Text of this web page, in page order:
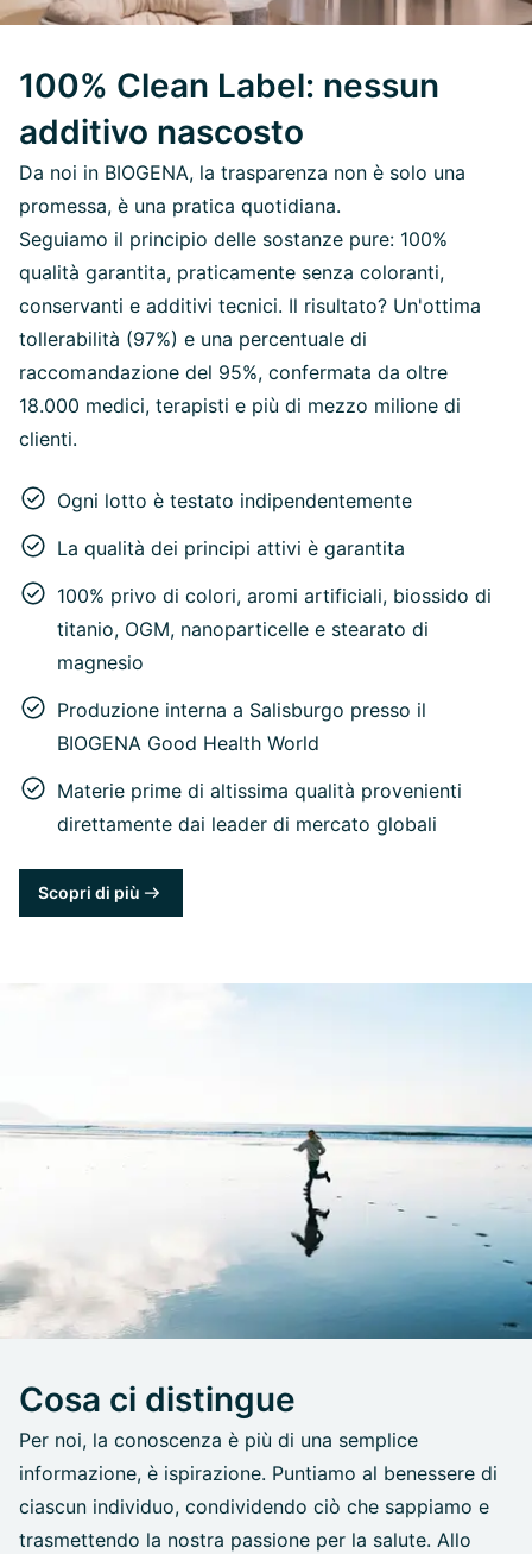
100% Clean Label: nessun
additivo nascosto
Da noi in BIOGENA, la trasparenza non è solo una
promessa, è una pratica quotidiana.
Seguiamo il principio delle sostanze pure: 100%
qualità garantita, praticamente senza coloranti,
conservanti e additivi tecnici. Il risultato? Un'ottima
tollerabilità (97%) e una percentuale di
raccomandazione del 95%, confermata da oltre
18.000 medici, terapisti e più di mezzo milione di
clienti.
Ogni lotto è testato indipendentemente
La qualità dei principi attivi è garantita
100% privo di colori, aromi artificiali, biossido di
titanio, OGM, nanoparticelle e stearato di
magnesio
Produzione interna a Salisburgo presso il
BIOGENA Good Health World
Materie prime di altissima qualità provenienti
direttamente dai leader di mercato globali
Scopri di più
Cosa ci distingue
Per noi, la conoscenza è più di una semplice
informazione, è ispirazione. Puntiamo al benessere di
ciascun individuo, condividendo ciò che sappiamo e
trasmettendo la nostra passione per la salute. Allo